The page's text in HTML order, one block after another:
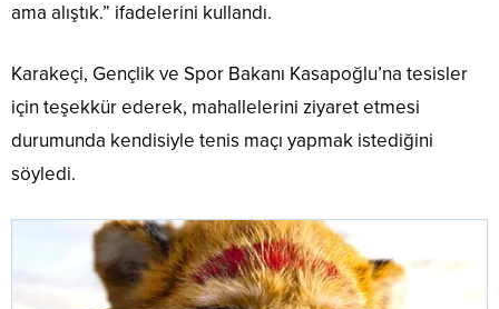
ama alıştık.” ifadelerini kullandı.
Karakeçi, Gençlik ve Spor Bakanı Kasapoğlu’na tesisler
için teşekkür ederek, mahallelerini ziyaret etmesi
durumunda kendisiyle tenis maçı yapmak istediğini
söyledi.